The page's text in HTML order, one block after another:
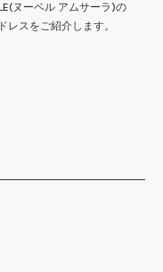
ヌーベル アムサーラ)の
レスをご紹介します。